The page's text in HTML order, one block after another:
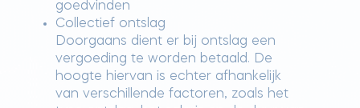
goedvinden
Collectief ontslag
Doorgaans dient er bij ontslag een
vergoeding te worden betaald. De
hoogte hiervan is echter afhankelijk
van verschillende factoren, zoals het